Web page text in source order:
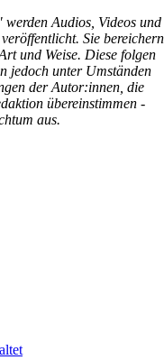
Audios, Videos und
Sie bereichern
und Weise. Diese folgen
jedoch unter Umständen
der Autor:innen, die
übereinstimmen -
aus.